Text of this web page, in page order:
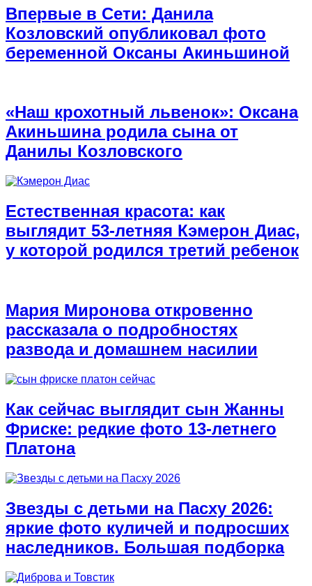
Впервые в Сети: Данила
Козловский опубликовал фото
беременной Оксаны Акиньшиной
«Наш крохотный львенок»: Оксана
Акиньшина родила сына от
Данилы Козловского
Естественная красота: как
выглядит 53-летняя Кэмерон Диас,
у которой родился третий ребенок
Мария Миронова откровенно
рассказала о подробностях
развода и домашнем насилии
Как сейчас выглядит сын Жанны
Фриске: редкие фото 13-летнего
Платона
Звезды с детьми на Пасху 2026:
яркие фото куличей и подросших
наследников. Большая подборка